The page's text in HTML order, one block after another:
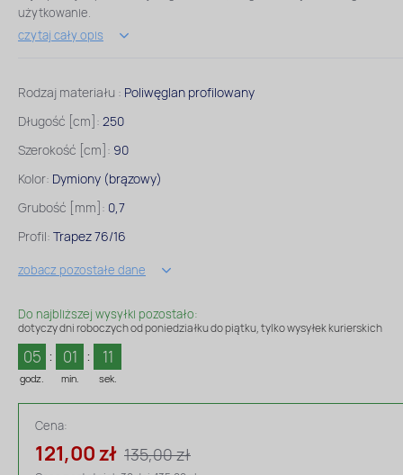
użytkowanie.
czytaj cały opis
Rodzaj materiału : Poliwęglan profilowany
Długość [cm]: 250
Szerokość [cm]: 90
Kolor: Dymiony (brązowy)
Grubość [mm]: 0,7
Profil: Trapez 76/16
zobacz pozostałe dane
Do najbliższej wysyłki pozostało:
dotyczy dni roboczych od poniedziałku do piątku, tylko wysyłek kurierskich
05
godz.
01
min.
09
sek.
Cena:
121,00 zł 135,00 zł